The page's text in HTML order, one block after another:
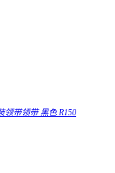
领带领带 黑色 R150